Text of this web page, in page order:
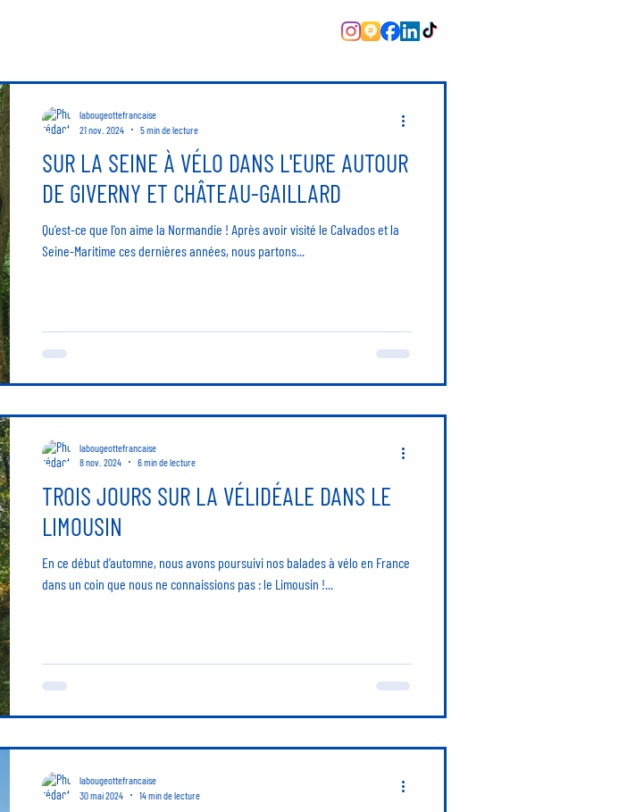
SUR LA SEINE À VÉLO DANS L'EURE AUTOUR
DE GIVERNY ET CHÂTEAU-GAILLARD
Qu’est-ce que l’on aime la Normandie ! Après avoir visité le Calvados et la
Seine-Maritime ces dernières années, nous partons...
labougeottefrancaise
21 nov. 2024
5 min de lecture
TROIS JOURS SUR LA VÉLIDÉALE DANS LE
LIMOUSIN
En ce début d’automne, nous avons poursuivi nos balades à vélo en France
dans un coin que nous ne connaissions pas : le Limousin !...
labougeottefrancaise
8 nov. 2024
6 min de lecture
labougeottefrancaise
30 mai 2024
14 min de lecture